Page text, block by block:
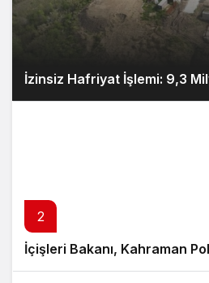
İzinsiz Hafriyat İşlemi: 9,3
2
İçişleri Bakanı, Kahraman